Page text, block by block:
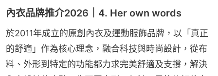
內衣品牌推介2026｜4. Her own words
於2011年成立的原創內衣及運動服飾品牌，以「真正
的舒適」作為核心理念，融合科技與時尚設計，從布
料、外形到特定的功能都力求完美舒適及支撐，解決